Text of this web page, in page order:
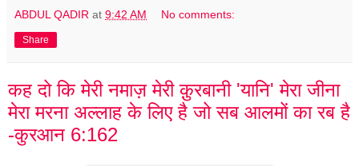
ABDUL QADIR at 9:42 AM No comments:
Share
कह दो कि मेरी नमाज़ मेरी क़ुरबानी 'यानि' मेरा जीना
मेरा मरना अल्लाह के लिए है जो सब आलमों का रब है
-कुरआन 6:162